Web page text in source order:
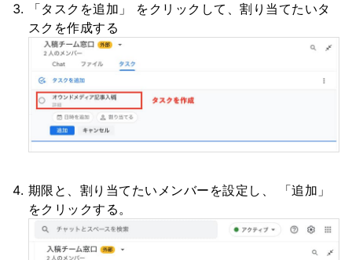
「タスクを追加」 をクリックして、割り当てたいタ
スクを作成する
期限と、割り当てたいメンバーを設定し、 「追加」
をクリックする。